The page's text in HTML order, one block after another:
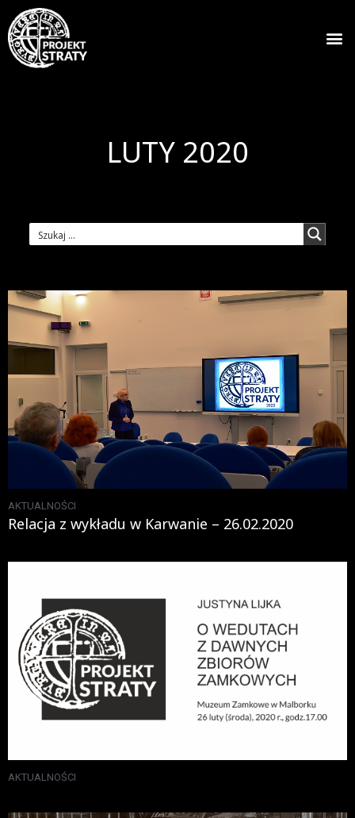
LUTY 2020
AKTUALNOŚCI
Relacja z wykładu w Karwanie – 26.02.2020
AKTUALNOŚCI